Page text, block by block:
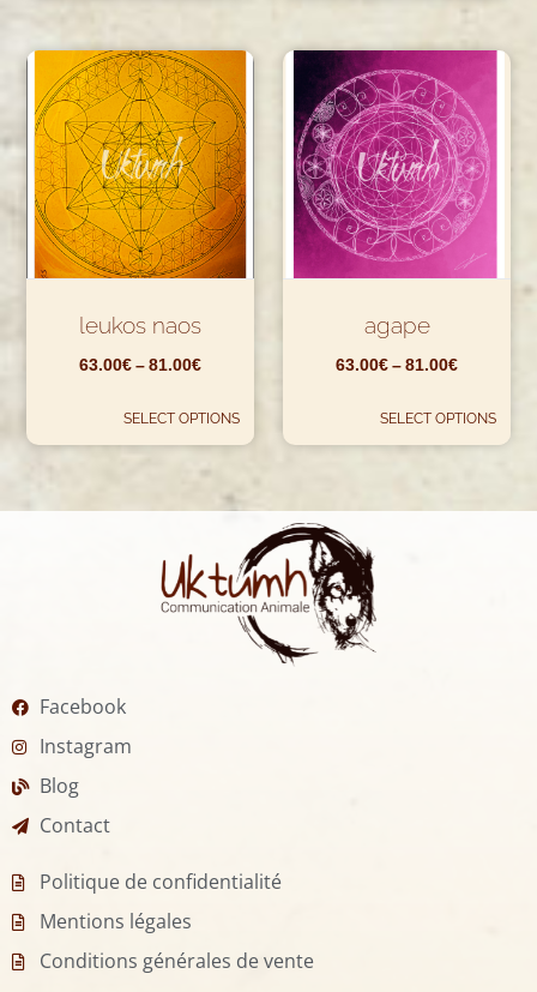
leukos naos
63.00€–81.00€
SELECT OPTIONS
agape
63.00€–81.00€
SELECT OPTIONS
Facebook
Instagram
Blog
Contact
Politique de confidentialité
Mentions légales
Conditions générales de vente